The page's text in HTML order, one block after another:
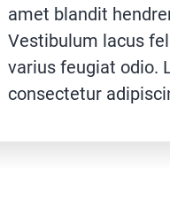
amet blandit
Vestibulum lacus
varius feugiat odio.
consectetur